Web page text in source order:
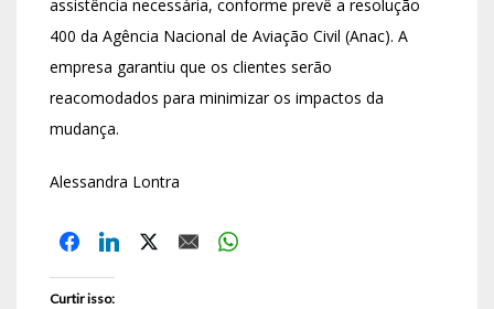
assistência necessária, conforme prevê a resolução
400 da Agência Nacional de Aviação Civil (Anac). A
empresa garantiu que os clientes serão
reacomodados para minimizar os impactos da
mudança.
Alessandra Lontra
Curtir isso: